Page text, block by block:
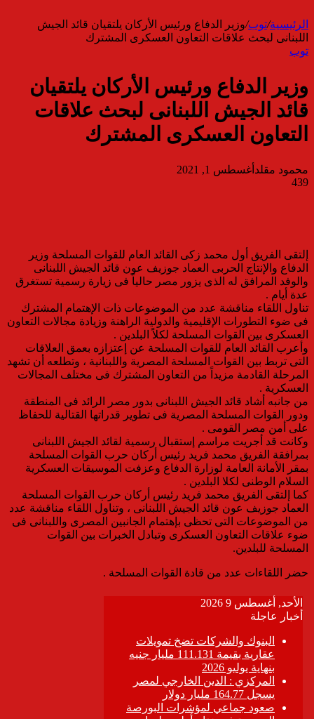
الرئيسية/توب/وزير الدفاع ورئيس الأركان يلتقيان قائد الجيش
اللبنانى لبحث علاقات التعاون العسكرى المشترك
توب
وزير الدفاع ورئيس الأركان يلتقيان
قائد الجيش اللبنانى لبحث علاقات
التعاون العسكرى المشترك
محمود مقلد أغسطس 1, 2021
439
إلتقى الفريق أول محمد زكى القائد العام للقوات المسلحة وزير
الدفاع والإنتاج الحربى العماد جوزيف عون قائد الجيش اللبنانى
والوفد المرافق له الذى يزور مصر حالياً فى زيارة رسمية تستغرق
عدة أيام .
تناول اللقاء مناقشة عدد من الموضوعات ذات الإهتمام المشترك
فى ضوء التطورات الإقليمية والدولية الراهنة وزيادة مجالات التعاون
العسكرى بين القوات المسلحة لكلاً البلدين .
وأعرب القائد العام للقوات المسلحة عن إعتزازه بعمق العلاقات
التى تربط بين القوات المسلحة المصرية واللبنانية ، وتطلعه أن تشهد
المرحلة القادمة مزيداً من التعاون المشترك فى مختلف المجالات
العسكرية .
من جانبه أشاد قائد الجيش اللبنانى بدور مصر الرائد فى المنطقة
ودور القوات المسلحة المصرية فى تطوير قدراتها القتالية للحفاظ
على أمن مصر القومى .
وكانت قد أجريت مراسم إستقبال رسمية لقائد الجيش اللبنانى
بمرافقة الفريق محمد فريد رئيس أركان حرب القوات المسلحة
بمقر الأمانة العامة لوزارة الدفاع وعزفت الموسيقات العسكرية
السلام الوطنى لكلا البلدين .
كما إلتقى الفريق محمد فريد رئيس أركان حرب القوات المسلحة
العماد جوزيف عون قائد الجيش اللبنانى ، وتناول اللقاء مناقشة عدد
من الموضوعات التى تحظى بإهتمام الجانبين المصرى واللبنانى فى
ضوء علاقات التعاون العسكرى وتبادل الخبرات بين القوات
المسلحة للبلدين.
حضر اللقاءات عدد من قادة القوات المسلحة .